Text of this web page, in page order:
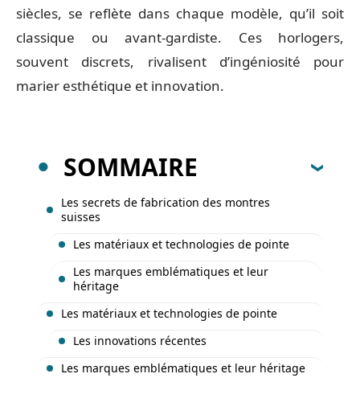
siècles, se reflète dans chaque modèle, qu’il soit
classique ou avant-gardiste. Ces horlogers,
souvent discrets, rivalisent d’ingéniosité pour
marier esthétique et innovation.
SOMMAIRE
Les secrets de fabrication des montres
suisses
Les matériaux et technologies de pointe
Les marques emblématiques et leur
héritage
Les matériaux et technologies de pointe
Les innovations récentes
Les marques emblématiques et leur héritage